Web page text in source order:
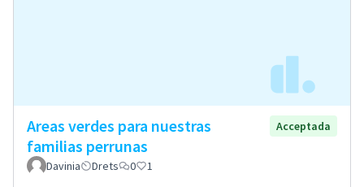
Areas verdes para nuestras
familias perrunas
Acceptada
Davinia Drets 0 1